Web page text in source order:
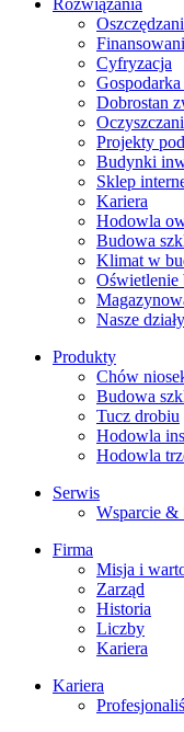
Rozwiązania
Cyfryzacja
Dobrostan
Projekty
Budynki
Sklep
Kariera
Hodowla
Budowa
Klimat w
Oświetlenie
Nasze działy
Produkty
Chów
Budowa
Tucz drobiu
Hodowla
Hodowla
Serwis
Wsparcie &
Firma
Misja i
Zarząd
Historia
Liczby
Kariera
Kariera